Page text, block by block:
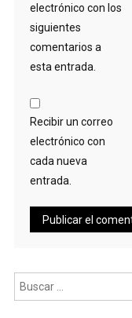
electrónico con los
siguientes
comentarios a
esta entrada.
Recibir un correo
electrónico con
cada nueva
entrada.